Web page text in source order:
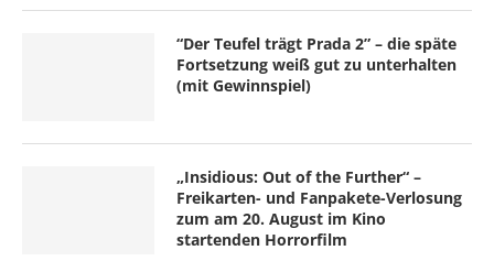
“Der Teufel trägt Prada 2” – die späte
Fortsetzung weiß gut zu unterhalten
(mit Gewinnspiel)
„Insidious: Out of the Further“ –
Freikarten- und Fanpakete-Verlosung
zum am 20. August im Kino
startenden Horrorfilm